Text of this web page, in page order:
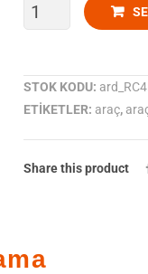
ORACAL
319
Mat
Araç
STOK KODU:
ETIKETLER: araç,
Share this product